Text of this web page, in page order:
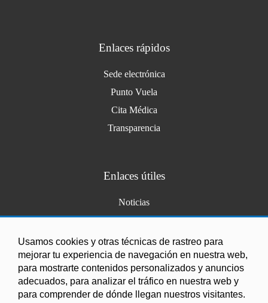
Usamos cookies y otras técnicas de rastreo para
mejorar tu experiencia de navegación en nuestra web,
para mostrarte contenidos personalizados y anuncios
adecuados, para analizar el tráfico en nuestra web y
para comprender de dónde llegan nuestros visitantes.
Enlaces rápidos
Sede electrónica
Punto Vuela
Cita Médica
Transparencia
Enlaces útiles
Noticias
Agenda
Ordenanzas
Entidades y asociaciones